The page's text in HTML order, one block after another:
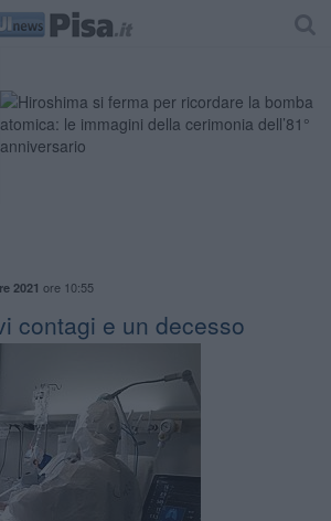
2021 ore 10:55
contagi e un decesso